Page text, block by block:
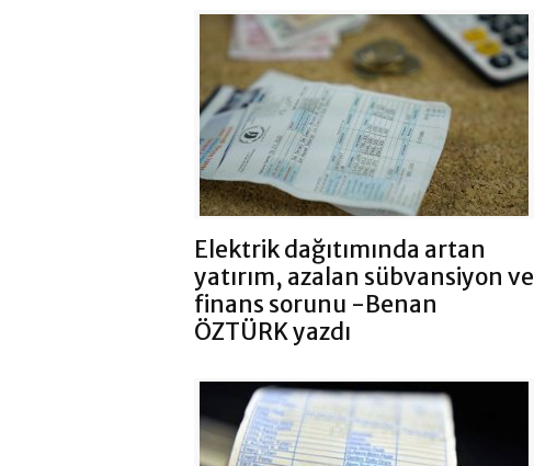
Elektrik dağıtımında artan
yatırım, azalan sübvansiyon ve
finans sorunu -Benan
ÖZTÜRK yazdı